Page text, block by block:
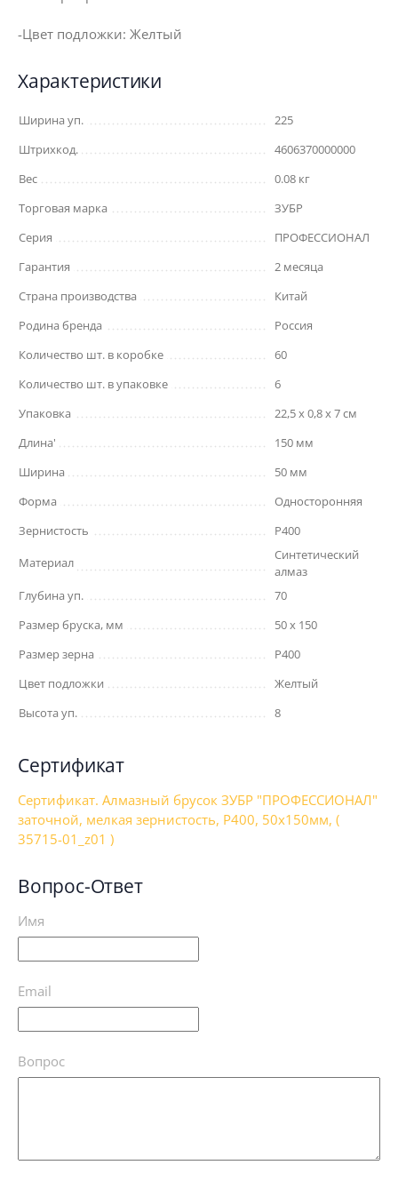
-Цвет подложки: Желтый
Характеристики
Ширина уп.
225
Штрихкод.
4606370000000
Вес
0.08 кг
Торговая марка
ЗУБР
Серия
ПРОФЕССИОНАЛ
Гарантия
2 месяца
Страна производства
Китай
Родина бренда
Россия
Количество шт. в коробке
60
Количество шт. в упаковке
6
Упаковка
22,5 x 0,8 x 7 см
Длина'
150 мм
Ширина
50 мм
Форма
Односторонняя
Зернистость
P400
Материал
Синтетический
алмаз
Глубина уп.
70
Размер бруска, мм
50 х 150
Размер зерна
Р400
Цвет подложки
Желтый
Высота уп.
8
Сертификат
Сертификат. Алмазный брусок ЗУБР "ПРОФЕССИОНАЛ"
заточной, мелкая зернистость, Р400, 50х150мм, (
35715-01_z01 )
Вопрос-Ответ
Имя
Email
Вопрос